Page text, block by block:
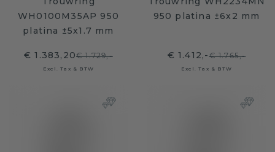
WH0100M35AP 950
platina ±5x1.7 mm
€ 1.383,20€ 1.729,-
Excl. Tax & BTW
950 platina ±6x2 mm
€ 1.412,-€ 1.765,-
Excl. Tax & BTW